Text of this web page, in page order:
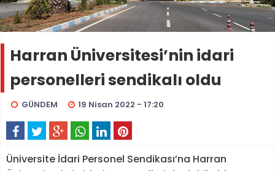
Harran Üniversitesi’nin idari
personelleri sendikalı oldu
GÜNDEM 19 Nisan 2022 - 17:20
Üniversite İdari Personel Sendikası’na Harran